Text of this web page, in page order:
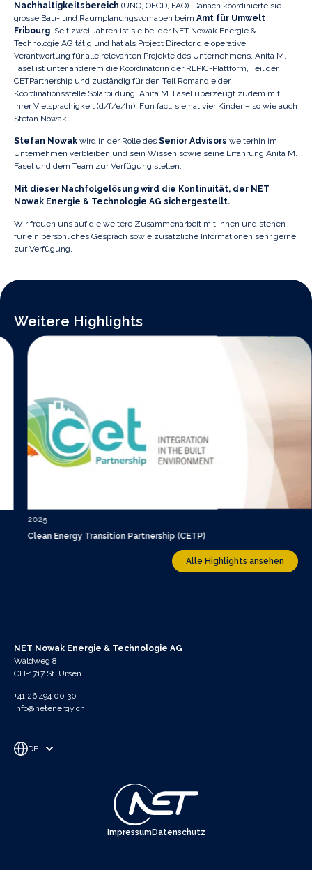
Nachhaltigkeitsbereich (UNO, OECD, FAO). Danach koordinierte sie
grosse Bau- und Raumplanungsvorhaben beim Amt für Umwelt
Fribourg. Seit zwei Jahren ist sie bei der NET Nowak Energie &
Technologie AG tätig und hat als Project Director die operative
Verantwortung für alle relevanten Projekte des Unternehmens. Anita M.
Fasel ist unter anderem die Koordinatorin der REPIC-Plattform, Teil der
CETPartnership und zuständig für den Teil Romandie der
Koordinationsstelle Solarbildung. Anita M. Fasel überzeugt zudem mit
ihrer Vielsprachigkeit (d/f/e/hr). Fun fact, sie hat vier Kinder – so wie auch
Stefan Nowak.
Stefan Nowak wird in der Rolle des Senior Advisors weiterhin im
Unternehmen verbleiben und sein Wissen sowie seine Erfahrung Anita M.
Fasel und dem Team zur Verfügung stellen.
Mit dieser Nachfolgelösung wird die Kontinuität, der NET
Nowak Energie & Technologie AG sichergestellt.
Wir freuen uns auf die weitere Zusammenarbeit mit Ihnen und stehen
für ein persönliches Gespräch sowie zusätzliche Informationen sehr gerne
zur Verfügung.
Weitere Highlights
2025
Clean Energy Transition Partnership (CETP)
Alle Highlights ansehen
NET Nowak Energie & Technologie AG
Waldweg 8
CH-1717 St. Ursen
+41 26 494 00 30
info@netenergy.ch
DE
Impressum Datenschutz